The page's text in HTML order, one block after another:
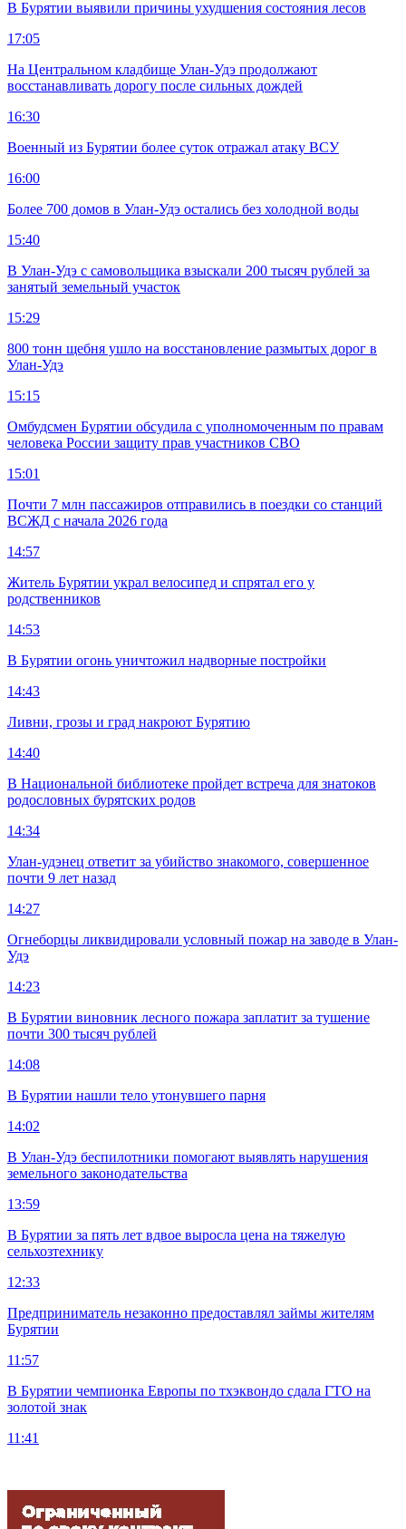
В Бурятии выявили причины ухудшения состояния лесов
17:05
На Центральном кладбище Улан-Удэ продолжают
восстанавливать дорогу после сильных дождей
16:30
Военный из Бурятии более суток отражал атаку ВСУ
16:00
Более 700 домов в Улан-Удэ остались без холодной воды
15:40
В Улан-Удэ с самовольщика взыскали 200 тысяч рублей за
занятый земельный участок
15:29
800 тонн щебня ушло на восстановление размытых дорог в
Улан-Удэ
15:15
Омбудсмен Бурятии обсудила с уполномоченным по правам
человека России защиту прав участников СВО
15:01
Почти 7 млн пассажиров отправились в поездки со станций
ВСЖД с начала 2026 года
14:57
Житель Бурятии украл велосипед и спрятал его у
родственников
14:53
В Бурятии огонь уничтожил надворные постройки
14:43
Ливни, грозы и град накроют Бурятию
14:40
В Национальной библиотеке пройдет встреча для знатоков
родословных бурятских родов
14:34
Улан-удэнец ответит за убийство знакомого, совершенное
почти 9 лет назад
14:27
Огнеборцы ликвидировали условный пожар на заводе в Улан-
Удэ
14:23
В Бурятии виновник лесного пожара заплатит за тушение
почти 300 тысяч рублей
14:08
В Бурятии нашли тело утонувшего парня
14:02
В Улан-Удэ беспилотники помогают выявлять нарушения
земельного законодательства
13:59
В Бурятии за пять лет вдвое выросла цена на тяжелую
сельхозтехнику
12:33
Предприниматель незаконно предоставлял займы жителям
Бурятии
11:57
В Бурятии чемпионка Европы по тхэквондо сдала ГТО на
золотой знак
11:41